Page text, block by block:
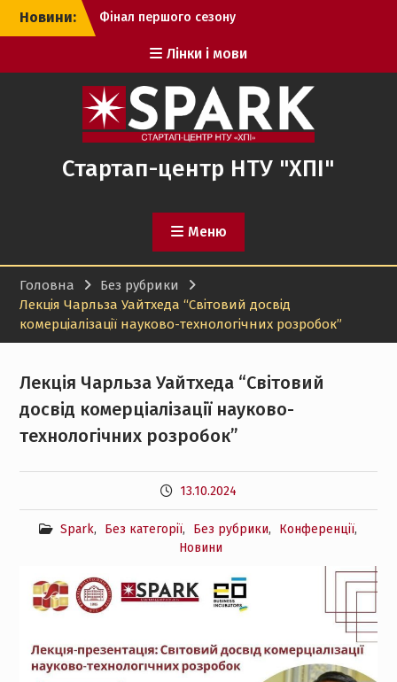
Перейти
Новини:
Фінал першого сезону
школярів НТУ «ХПІ в
Кропивницькому
Фінал другого сезону
StartUP школи для
школярів НТУ «ХПІ» у
Харкові
Увага! Прийом робіт
продовжено до 23
Лінки і мови
Стартап-центр НТУ "ХПІ"
Меню
Головна
Без рубрики
Лекція Чарльза Уайтхеда “Світовий досвід
комерціалізації науково-технологічних розробок”
Лекція Чарльза Уайтхеда “Світовий
досвід комерціалізації науково-
технологічних розробок”
13.10.2024
Spark, Без категорії, Без рубрики, Конференції,
Новини